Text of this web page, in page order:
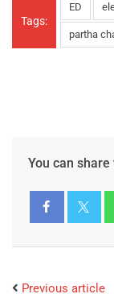
Tags:
ED
partha
You can share
Previous article